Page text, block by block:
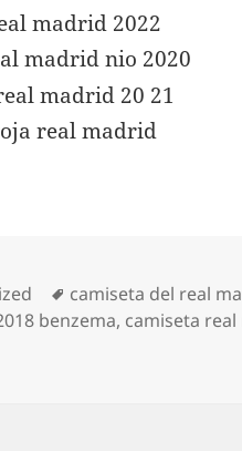
Etiquetas
camiseta del real
benzema, camiseta